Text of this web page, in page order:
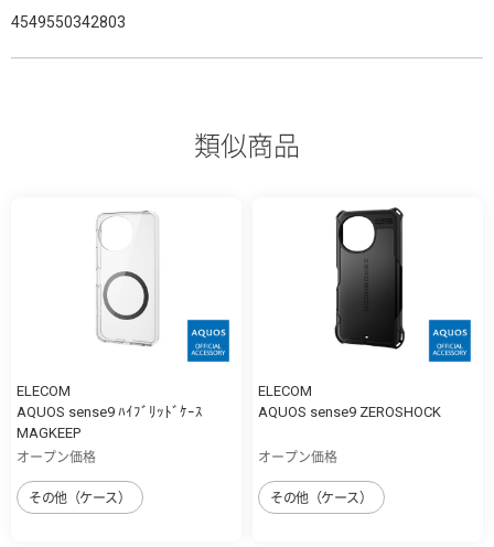
4549550342803
類似商品
ELECOM
AQUOS sense9 ﾊｲﾌﾞﾘｯﾄﾞｹｰｽ
MAGKEEP
オープン価格
その他（ケース）
ELECOM
AQUOS sense9 ZEROSHOCK
オープン価格
その他（ケース）